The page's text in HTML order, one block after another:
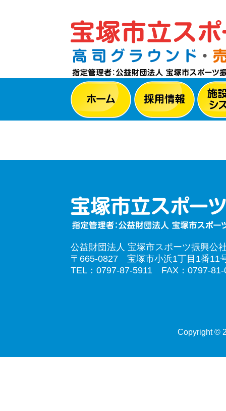
公益財団法人 宝塚市スポーツ振興公
〒665-0827 宝塚市小浜1丁目1番11
TEL：0797-87-5911 FAX：0797-81-
Copyright ©